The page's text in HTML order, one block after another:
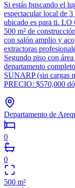
Si estás buscando el
espectacular local de
ubicado es para ti.
500 m² de
con salón amplio y
extractoras
Segundo piso con
departamento
SUNARP (sin cargas
PRECIO: $570,000
Departamento de
0
0
500 m²